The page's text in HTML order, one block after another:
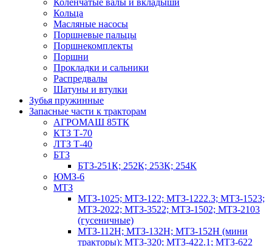
Коленчатые валы и вкладыши
Кольца
Масляные насосы
Поршневые пальцы
Поршнекомплекты
Поршни
Прокладки и сальники
Распредвалы
Шатуны и втулки
Зубья пружинные
Запасные части к тракторам
АГРОМАШ 85ТК
КТЗ Т-70
ЛТЗ Т-40
БТЗ
БТЗ-251К; 252К; 253К; 254К
ЮМЗ-6
МТЗ
МТЗ-1025; МТЗ-122; МТЗ-1222.3; МТЗ-1523;
МТЗ-2022; МТЗ-3522; МТЗ-1502; МТЗ-2103
(гусеничные)
МТЗ-112Н; МТЗ-132Н; МТЗ-152Н (мини
тракторы); МТЗ-320; МТЗ-422.1; МТЗ-622